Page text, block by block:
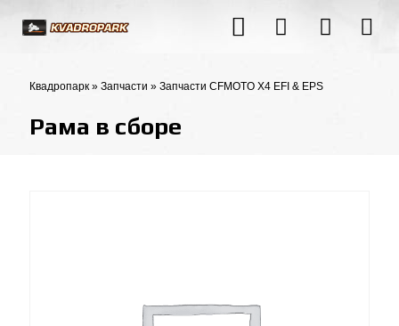
Квадропарк » Запчасти » Запчасти CFMOTO X4 EFI & EPS
Рама в сборе